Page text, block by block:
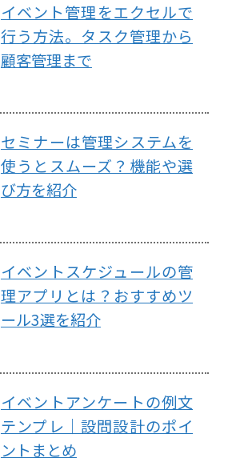
イベント管理をエクセルで
行う方法。タスク管理から
顧客管理まで
セミナーは管理システムを
使うとスムーズ？機能や選
び方を紹介
イベントスケジュールの管
理アプリとは？おすすめツ
ール3選を紹介
イベントアンケートの例文
テンプレ｜設問設計のポイ
ントまとめ